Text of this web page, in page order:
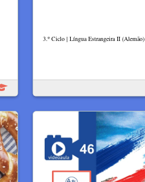
3.º Ciclo | Língua Estrangeira II (Alemão)